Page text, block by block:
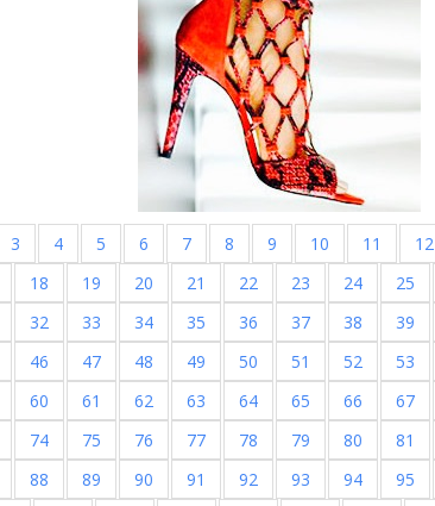
3 4 5 6 7 8 9 10 11 12
18 19 20 21 22 23 24 25
32 33 34 35 36 37 38 39
46 47 48 49 50 51 52 53
60 61 62 63 64 65 66 67
74 75 76 77 78 79 80 81
88 89 90 91 92 93 94 95